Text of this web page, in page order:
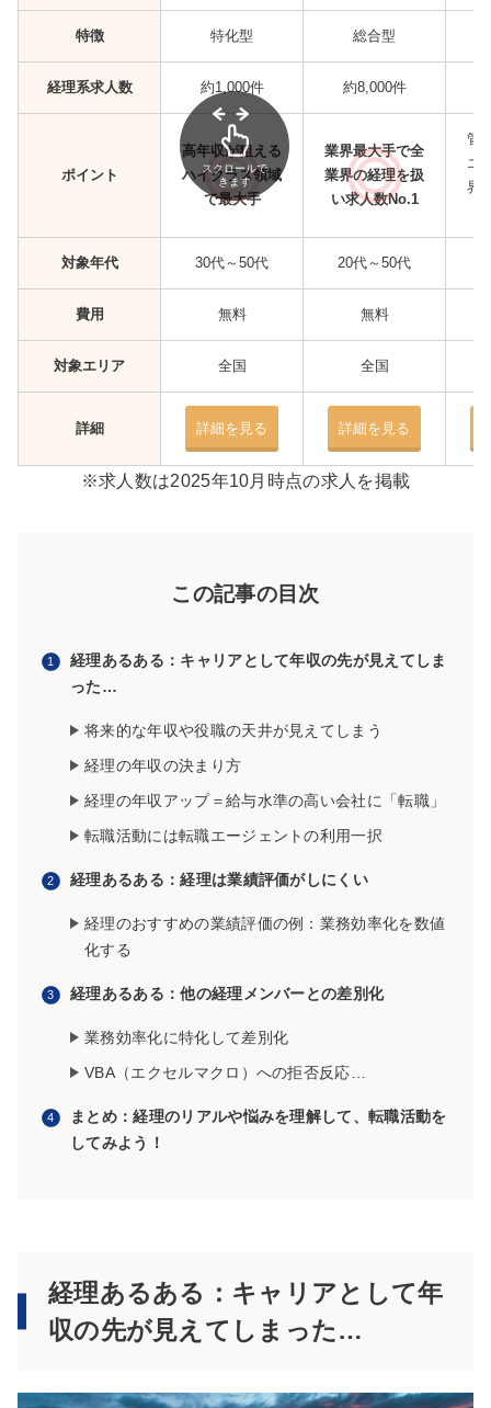
特徴 特化型 総合型
経理系求人数 約1,000件 約8,000件
ポイント
高年収が狙える
ハイクラス領域
で最大手
業界最大手で全
業界の経理を扱
い求人数No.1
管
エ
界
対象年代 30代～50代 20代～50代
費用 無料 無料
対象エリア 全国 全国
詳細 詳細を見る 詳細を見る
スクロールで
きます
※求人数は2025年10月時点の求人を掲載
この記事の目次
経理あるある：キャリアとして年収の先が見えてしま
った…
将来的な年収や役職の天井が見えてしまう
経理の年収の決まり方
経理の年収アップ＝給与水準の高い会社に「転職」
転職活動には転職エージェントの利用一択
経理あるある：経理は業績評価がしにくい
経理のおすすめの業績評価の例：業務効率化を数値
化する
経理あるある：他の経理メンバーとの差別化
業務効率化に特化して差別化
VBA（エクセルマクロ）への拒否反応…
まとめ：経理のリアルや悩みを理解して、転職活動を
してみよう！
経理あるある：キャリアとして年
収の先が見えてしまった…